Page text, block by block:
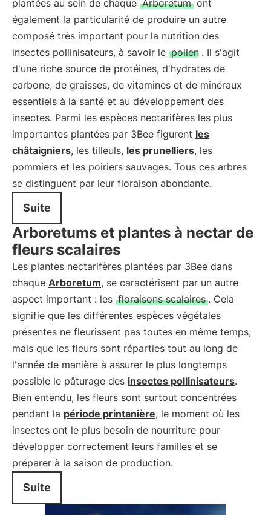
plantées au sein de chaque Arboretum ont
également la particularité de produire un autre
composé très important pour la nutrition des
insectes pollinisateurs, à savoir le pollen . Il s'agit
d'une riche source de protéines, d'hydrates de
carbone, de graisses, de vitamines et de minéraux
essentiels à la santé et au développement des
insectes. Parmi les espèces nectarifères les plus
importantes plantées par 3Bee figurent les
châtaigniers, les tilleuls, les prunelliers, les
pommiers et les poiriers sauvages. Tous ces arbres
se distinguent par leur floraison abondante.
Suite
Arboretums et plantes à nectar de
fleurs scalaires
Les plantes nectarifères plantées par 3Bee dans
chaque Arboretum, se caractérisent par un autre
aspect important : les floraisons scalaires . Cela
signifie que les différentes espèces végétales
présentes ne fleurissent pas toutes en même temps,
mais que les fleurs sont réparties tout au long de
l'année de manière à assurer le plus longtemps
possible le pâturage des insectes pollinisateurs.
Bien entendu, les fleurs sont surtout concentrées
pendant la période printanière, le moment où les
insectes ont le plus besoin de nourriture pour
développer correctement leurs familles et se
préparer à la saison de production.
Suite